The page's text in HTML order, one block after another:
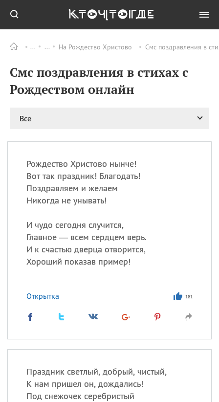
На Рождество Христово Смс поздравления в
Смс поздравления в стихах с
Рождеством онлайн
Все
Рождество Христово нынче!
Вот так праздник! Благодать!
Поздравляем и желаем
Никогда не унывать!
И чудо сегодня случится,
Главное — всем сердцем верь.
И к счастью дверца отворится,
Хороший показав пример!
Открытка 181
Праздник светлый, добрый, чистый,
К нам пришел он, дождались!
Под снежочек серебристый
ПРАЗДНИКИ Все
06.08
Преображение
христиан
Романа и Давида
День ассирийских
мучеников
Национальный день
ИМЕНА
Сегодня празднуют именины
, Афанасий,Борис
происхождение